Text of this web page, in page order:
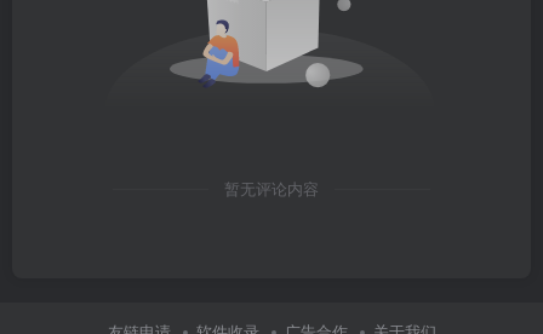
暂无评论内容